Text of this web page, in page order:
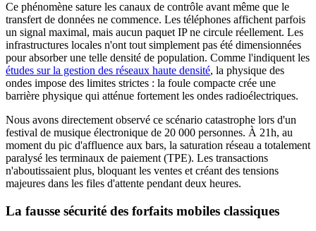
Ce phénomène sature les canaux de contrôle avant même que le
transfert de données ne commence. Les téléphones affichent parfois
un signal maximal, mais aucun paquet IP ne circule réellement. Les
infrastructures locales n'ont tout simplement pas été dimensionnées
pour absorber une telle densité de population. Comme l'indiquent les
études sur la gestion des réseaux haute densité, la physique des
ondes impose des limites strictes : la foule compacte crée une
barrière physique qui atténue fortement les ondes radioélectriques.
Nous avons directement observé ce scénario catastrophe lors d'un
festival de musique électronique de 20 000 personnes. À 21h, au
moment du pic d'affluence aux bars, la saturation réseau a totalement
paralysé les terminaux de paiement (TPE). Les transactions
n'aboutissaient plus, bloquant les ventes et créant des tensions
majeures dans les files d'attente pendant deux heures.
La fausse sécurité des forfaits mobiles classiques